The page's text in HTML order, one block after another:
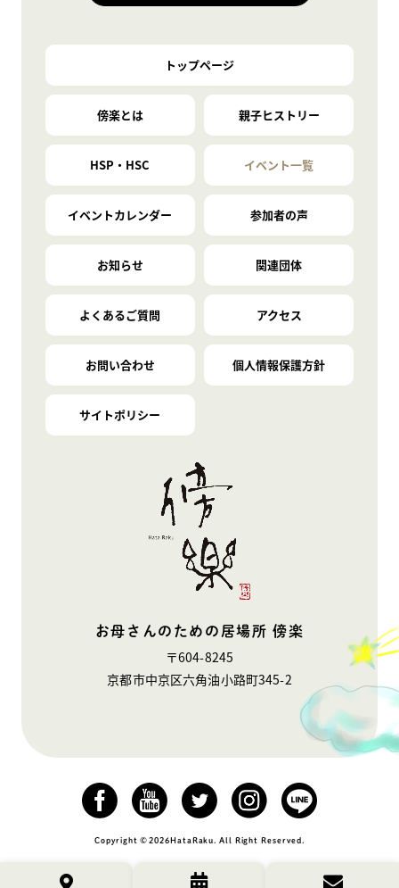
お母さんのための居場所 傍楽
〒604-8245
京都市中京区六角油小路町345-2
トップページ
傍楽とは 親子ヒストリー
HSP・HSC イベント一覧
イベントカレンダー 参加者の声
お知らせ 関連団体
よくあるご質問 アクセス
お問い合わせ 個人情報保護方針
サイトポリシー
Copyright ©︎ 2026 HataRaku. All Right Reserved.